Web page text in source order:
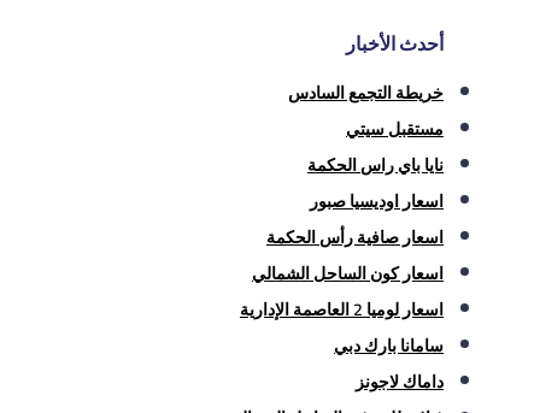
أحدث الأخبار
خريطة التجمع السادس
مستقبل سيتي
نايا باي راس الحكمة
اسعار اوديسيا صبور
اسعار صافية رأس الحكمة
اسعار كون الساحل الشمالي
اسعار لوميا 2 العاصمة الإدارية
سامانا بارك دبي
داماك لاجونز